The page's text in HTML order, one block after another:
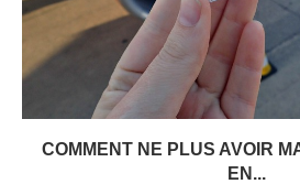
COMMENT NE PLUS AVOIR
EN...